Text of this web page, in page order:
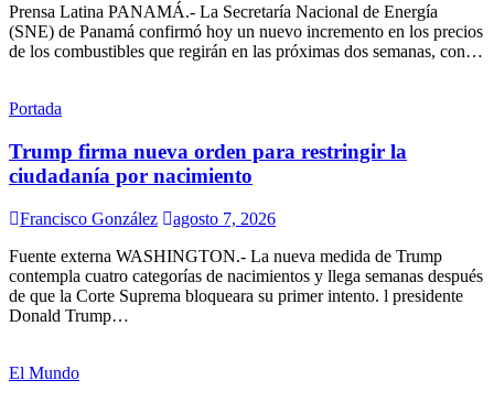
Prensa Latina PANAMÁ.- La Secretaría Nacional de Energía
(SNE) de Panamá confirmó hoy un nuevo incremento en los precios
de los combustibles que regirán en las próximas dos semanas, con…
Portada
Trump firma nueva orden para restringir la
ciudadanía por nacimiento
Francisco González
agosto 7, 2026
Fuente externa WASHINGTON.- La nueva medida de Trump
contempla cuatro categorías de nacimientos y llega semanas después
de que la Corte Suprema bloqueara su primer intento. l presidente
Donald Trump…
El Mundo